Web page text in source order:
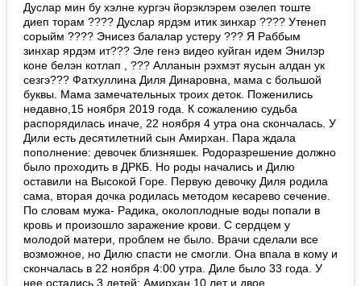
Дуслар мин бу хэлне кургэч йорэклэрем озелеп тоште
диеп торам ???? Дуслар ярдэм итик зинхар ???? Утенеп
сорыйм ???? Энисез балалар устеру ??? Я Раббым
зинхар ярдэм ит??? Эле генэ видео куйган идем Энилэр
коне белэн котлап , ??? Алланын рэхмэт яусын алдан ук
сезгэ??? Фатхуллина Диля Динаровна, мама с большой
буквы. Мама замечательных троих деток. Поженились
недавно,15 ноября 2019 года. К сожалению судьба
распорядилась иначе, 22 ноября 4 утра она скончалась. У
Дили есть десятилетний сын Амирхан. Пара ждала
пополнение: девочек близняшек. Родоразрешение должно
было проходить в ДРКБ. Но роды начались и Дилю
оставили на Высокой Горе. Первую девочку Диля родила
сама, вторая дочка родилась методом кесарево сечение.
По словам мужа- Радика, околоплодные воды попали в
кровь и произошло заражение крови. С сердцем у
молодой матери, проблем не было. Врачи сделали все
возможное, но Дилю спасти не смогли. Она впала в кому и
скончалась в 22 ноября 4:00 утра. Диле было 33 года. У
нее остались 3 детей: Амирхан 10 лет и двое